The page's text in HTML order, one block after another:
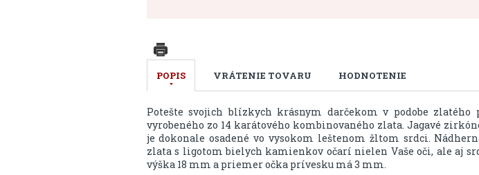
POPIS VRÁTENIE TOVARU HODNOTENIE
Potešte svojich blízkych krásnym darčekom v podobe
vyrobeného zo 14 karátového kombinovaného zlata. Jagavé
je dokonale osadené vo vysokom leštenom žltom srdci.
zlata s ligotom bielych kamienkov očarí nielen Vaše oči, ale aj
výška 18 mm a priemer očka prívesku má 3 mm.